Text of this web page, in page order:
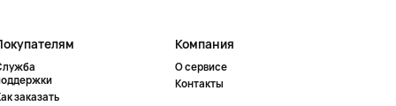
заказать
Компания
О сервисе
Контакты